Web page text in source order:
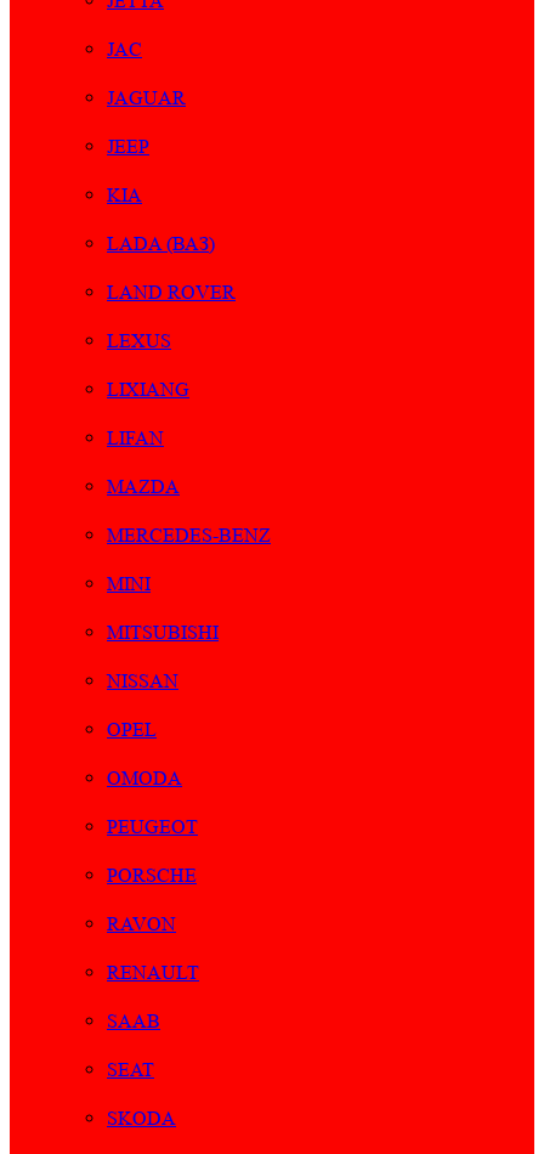
JAC
JAGUAR
JEEP
KIA
LADA (ВАЗ)
LAND ROVER
LEXUS
LIXIANG
LIFAN
MAZDA
MERCEDES-BENZ
MINI
MITSUBISHI
NISSAN
OPEL
OMODA
PEUGEOT
PORSCHE
RAVON
RENAULT
SAAB
SEAT
SKODA